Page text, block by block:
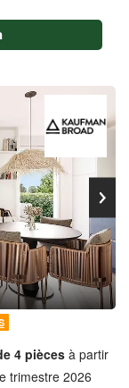
4 piècesà partir
trimestre 2026